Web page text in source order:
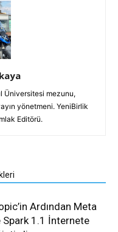
Üniversitesi mezunu,
yönetmeni. YeniBirlik
Editörü.
Ardından Meta
Spark 1.1 İnternete